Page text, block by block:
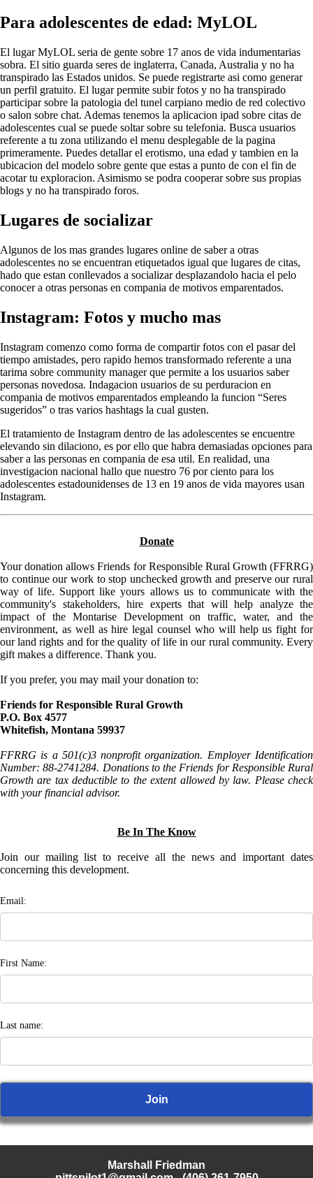
Para adolescentes de edad: MyLOL
El lugar MyLOL seri­a de gente sobre 17 anos de vida indumentarias
sobra. El sitio guarda seres de inglaterra, Canada, Australia y no ha
transpirado las Estados unidos. Se puede registrarte asi­ como generar
un perfil gratuito. El lugar permite subir fotos y no ha transpirado
participar sobre la patologi­a del tunel carpiano medio de red colectivo
o salon sobre chat. Ademas tenemos la aplicacion ipad sobre citas de
adolescentes cual se puede soltar sobre su telefonia. Busca usuarios
referente a tu zona utilizando el menu desplegable de la pagina
primeramente. Puedes detallar el erotismo, una edad y tambien en la
ubicacion del modelo sobre gente que estas a punto de con el fin de
acotar tu exploracion. Asimismo se podra cooperar sobre sus propias
blogs y no ha transpirado foros.
Lugares de socializar
Algunos de los mas grandes lugares online de saber a otras
adolescentes no se encuentran etiquetados igual que lugares de citas,
hado que estan conllevados a socializar desplazandolo hacia el pelo
conocer a otras personas en compania de motivos emparentados.
Instagram: Fotos y mucho mas
Instagram comenzo como forma de compartir fotos con el pasar del
tiempo amistades, pero rapido hemos transformado referente a una
tarima sobre community manager que permite a los usuarios saber
personas novedosa. Indagacion usuarios de su perduracion en
compania de motivos emparentados empleando la funcion “Seres
sugeridos” o tras varios hashtags la cual gusten.
El tratamiento de Instagram dentro de las adolescentes se encuentre
elevando sin dilaciono, es por ello que habra demasiadas opciones para
saber a las personas en compania de esa util. En realidad, una
investigacion nacional hallo que nuestro 76 por ciento para los
adolescentes estadounidenses de 13 en 19 anos de vida mayores usan
Instagram.
Donate
Your donation allows Friends for Responsible Rural Growth (FFRRG)
to continue our work to stop unchecked growth and preserve our rural
way of life. Support like yours allows us to communicate with the
community's stakeholders, hire experts that will help analyze the
impact of the Montarise Development on traffic, water, and the
environment, as well as hire legal counsel who will help us fight for
our land rights and for the quality of life in our rural community. Every
gift makes a difference. Thank you.
If you prefer, you may mail your donation to:
Friends for Responsible Rural Growth
P.O. Box 4577
Whitefish, Montana 59937
FFRRG is a 501(c)3 nonprofit organization. Employer Identification
Number: 88-2741284. Donations to the Friends for Responsible Rural
Growth are tax deductible to the extent allowed by law. Please check
with your financial advisor.
Be In The Know
Join our mailing list to receive all the news and important dates
concerning this development.
Email:
First Name:
Last name:
Marshall Friedman